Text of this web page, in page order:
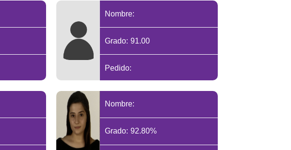
Nombre:
Grado: 91.00
Pedido:
Nombre:
Grado: 92.80%